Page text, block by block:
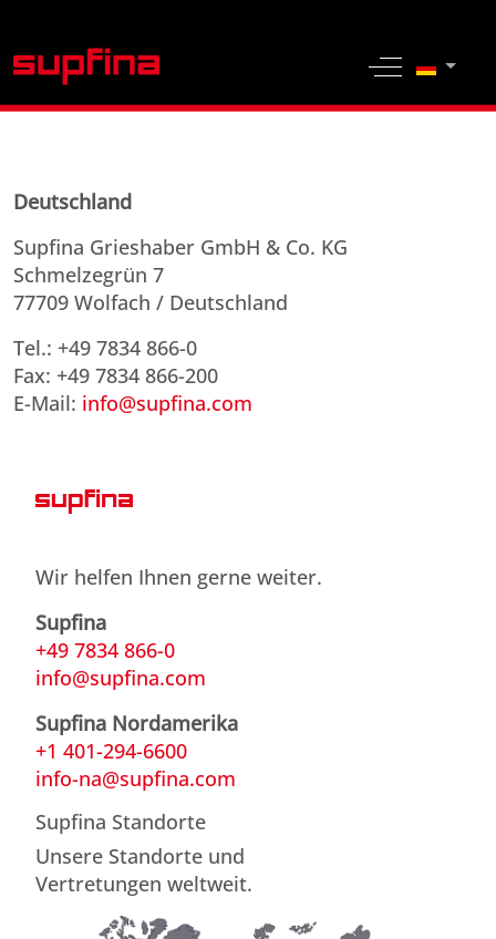
Off-Canvas
Sprache
Deutschland
Supfina Grieshaber GmbH & Co. KG
Schmelzegrün 7
77709 Wolfach / Deutschland
Tel.: +49 7834 866-0
Fax: +49 7834 866-200
E-Mail: info@supfina.com
Wir helfen Ihnen gerne weiter.
Supfina
+49 7834 866-0
info@supfina.com
Supfina Nordamerika
+1 401-294-6600
info-na@supfina.com
Supfina Standorte
Unsere Standorte und
Vertretungen weltweit.